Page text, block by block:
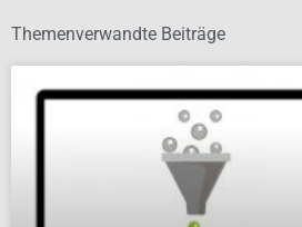
Themenverwandte Beiträge